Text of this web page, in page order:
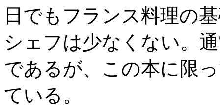
日でもフランス料理の
シェフは少なくない。
であるが、この本に限
ている。